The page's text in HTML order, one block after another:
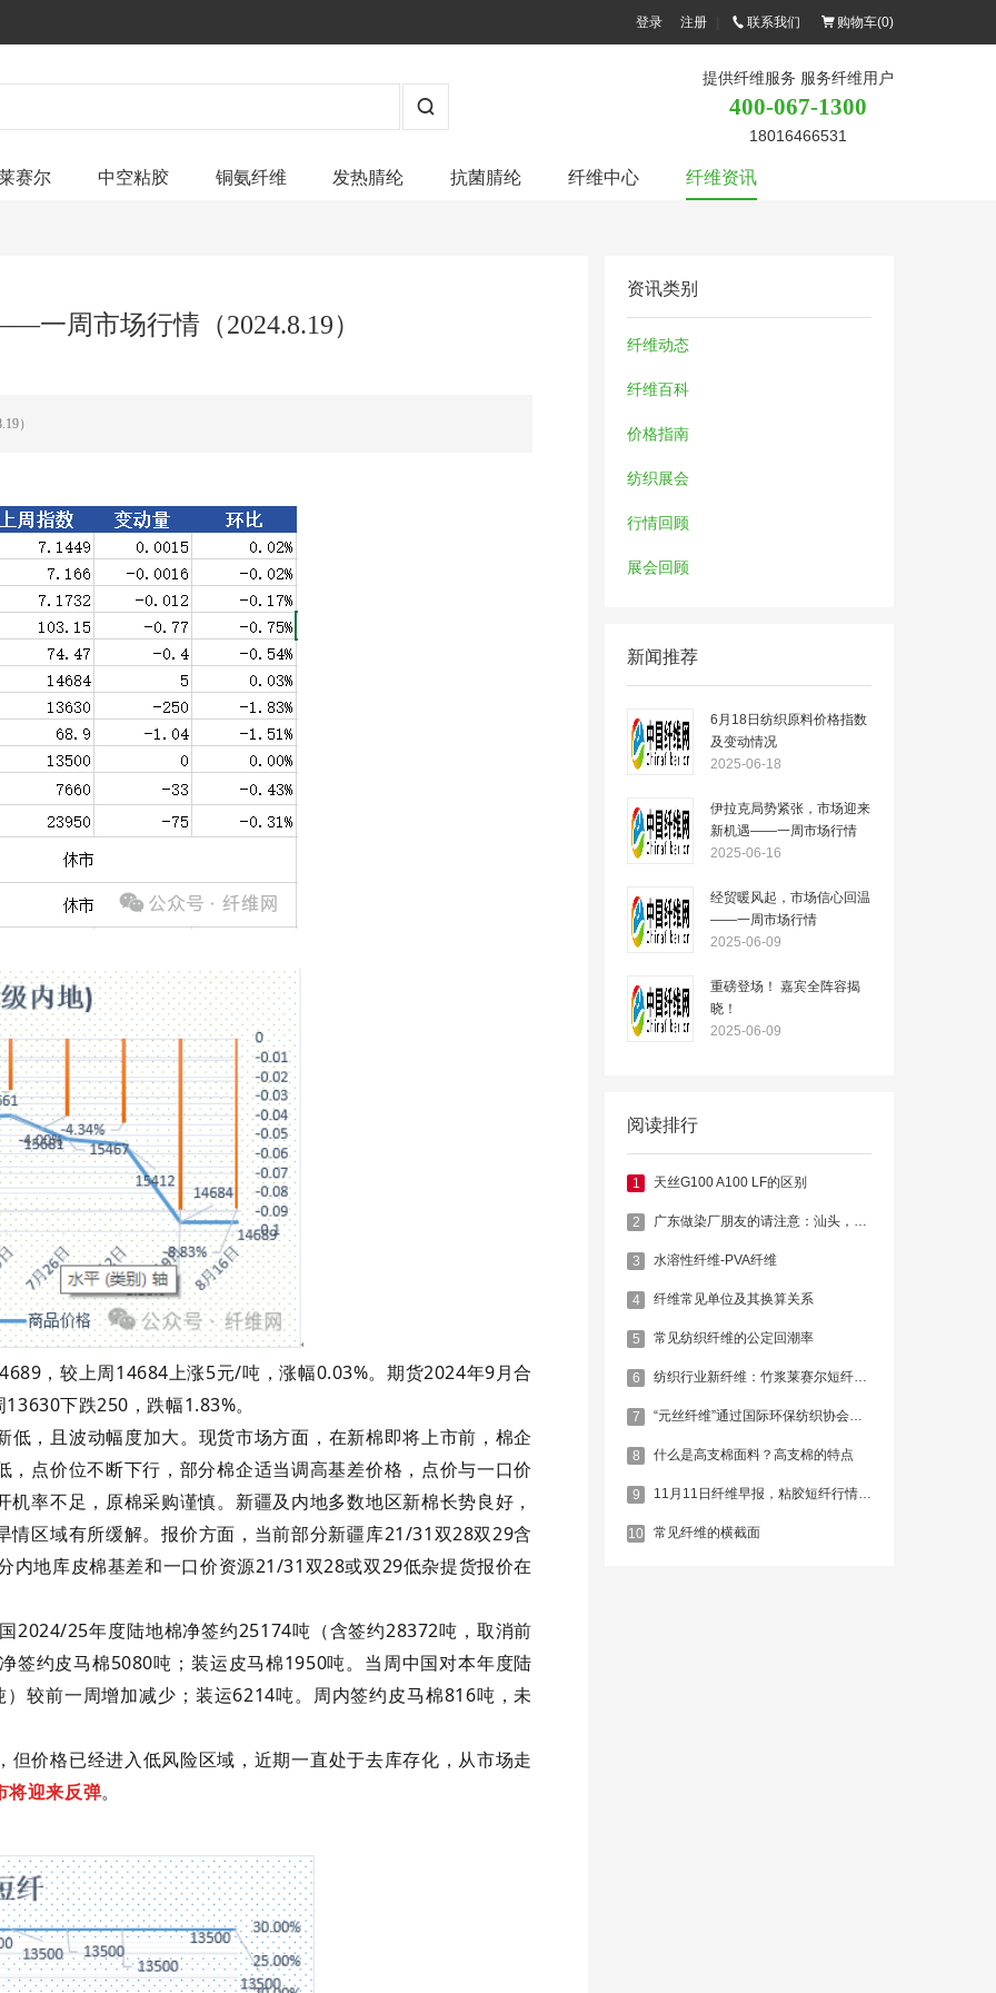
登录 注册 联系我们 购物车(0)
提供纤维服务 服务纤维用户
400-067-1300
18016466531
赛尔 中空粘胶 铜氨纤维 发热腈纶 抗菌腈纶 纤维中心 纤维资讯
资讯类别
纤维动态
纤维百科
价格指南
纺织展会
行情回顾
展会回顾
新闻推荐
6月18日纺织原料价格指数
及变动情况
2025-06-18
伊拉克局势紧张，市场迎来
新机遇——一周市场行情
（2025.6.16）
2025-06-16
经贸暖风起，市场信心回温
——一周市场行情
（2025.6.09）
2025-06-09
重磅登场！ 嘉宾全阵容揭
晓！
2025-06-09
阅读排行
1 天丝G100 A100 LF的区别
2 广东做染厂朋友的请注意：汕头，肇庆，广州，东莞多家印染被查封关停
3 水溶性纤维-PVA纤维
4 纤维常见单位及其换算关系
5 常见纺织纤维的公定回潮率
6 纺织行业新纤维：竹浆莱赛尔短纤维 Bamboo Lyocell Fiber
7 “元丝纤维”通过国际环保纺织协会认证
8 什么是高支棉面料？高支棉的特点
9 11月11日纤维早报，粘胶短纤行情偏弱
10 常见纤维的横截面
一周市场行情（2024.8.19）
）
，较上周 14684 上涨5元/吨，涨幅0.03%。期货2024年9 月合
13630下跌250 ，跌幅1.83%。
低，且波动幅度加大。现货市场方面，在新棉即将上市前，棉企
，点价位不断下行，部分棉企适当调高基差价格，点价与一口价
率不足，原棉采购谨慎。新疆及内地多数地区新棉长势良好，
情区域有所缓解。报价方面，当前部分新疆库21/31 双28双29含
内地库皮棉基差和一口价资源21/31 双28或双29低杂提货报价在
2024/25年度陆地棉净签约25174吨（含签约28372吨，取消前
签约皮马棉5080吨；装运皮马棉1950吨。当周中国对本年度陆
）较前一周增加减少；装运6214吨。周内签约皮马棉816吨，未
但价格已经进入低风险区域，近期一直处于去库存化，从市场走
将迎来反弹。